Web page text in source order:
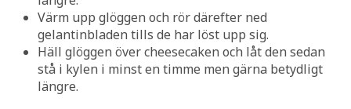
Värm upp glöggen och rör därefter ned
gelantinbladen tills de har löst upp sig.
Häll glöggen över cheesecaken och låt den sedan
stå i kylen i minst en timme men gärna betydligt
längre.